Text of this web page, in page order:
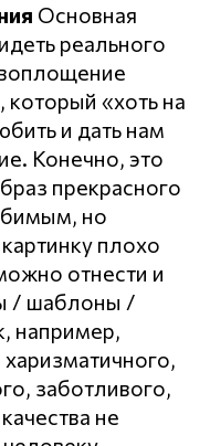
Основная
реального
который «хоть на
и дать нам
Конечно, это
прекрасного
но
плохо
отнести и
/ шаблоны /
например,
заботливого,
не